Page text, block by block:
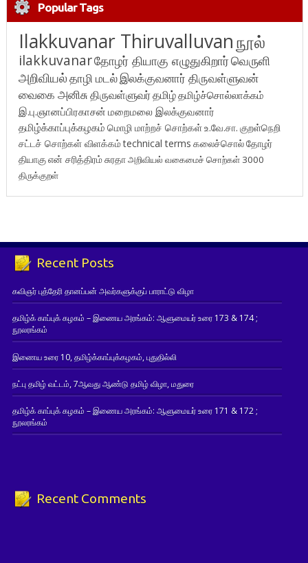
Popular Tags
Ilakkuvanar Thiruvalluvanநூல்
ilakkuvanarதோழர் தியாகு எழுதுகிறார்வெருளி
அறிவியல்தாழி மடல்இலக்குவனார் திருவள்ளுவன்
வைகை அனிசுதிருவள்ளுவர்தமிழ்தமிழ்ச்சொல்லாக்கம்
இ.பு.ஞானப்பிரகாசன் மறைமலை இலக்குவனார்
தமிழ்க்காப்புக்கழகம் மொழி மாற்றச் சொற்கள்உ.வே.சா. குறள்நெறி
சட்டச் சொற்கள் விளக்கம்technical terms கலைச்சொல்தோழர்
தியாகுஎன் சரித்திரம்சுரதாஅறிவியல் வகைமைச் சொற்கள் 3000
திருக்குறள்
Recent Posts
கவிஞர் புத்தேரி தானப்பன் அவர்களுக்குப் பாராட்டு விழா
தமிழ்க் காப்புக் கழகம் – இணைய அரங்கம்: ஆளுமையர் உரை 173 & 174 ;
நூலரங்கம்
இணைய உரை 10, தமிழ்க்காப்புக்கழகம், புதுதில்லி
நட்பு தமிழ் வட்டம், 7ஆவது ஆண்டு தமிழ் விழா, மதுரை
தமிழ்க் காப்புக் கழகம் – இணைய அரங்கம்: ஆளுமையர் உரை 171 & 172 ;
நூலரங்கம்
Recent Comments